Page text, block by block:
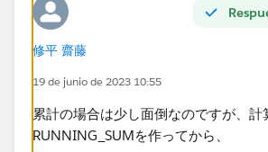
修平 齋藤
19 de junio de 2023 10:55
累計の場合は少し面倒なのですが、計
RUNNING_SUMを作ってから、